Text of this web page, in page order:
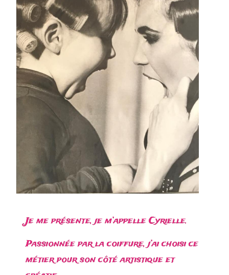
Je me présente, je m’appelle Cyrielle.
Passionnée par la coiffure, j’ai choisi ce
métier pour son côté artistique et